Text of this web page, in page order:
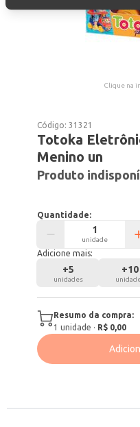
Clique na
Código:31321
Totoka
Menino un
Produto
Quantidade:
unidade
Adicione mais:
+5
unidades
+10
Resumo da compra:
1 unidade · R$ 0,00